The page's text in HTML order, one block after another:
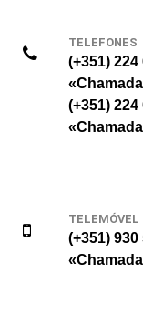
TELEFONES
(+351) 224
(+351) 224
TELEMÓVEL
(+351) 930